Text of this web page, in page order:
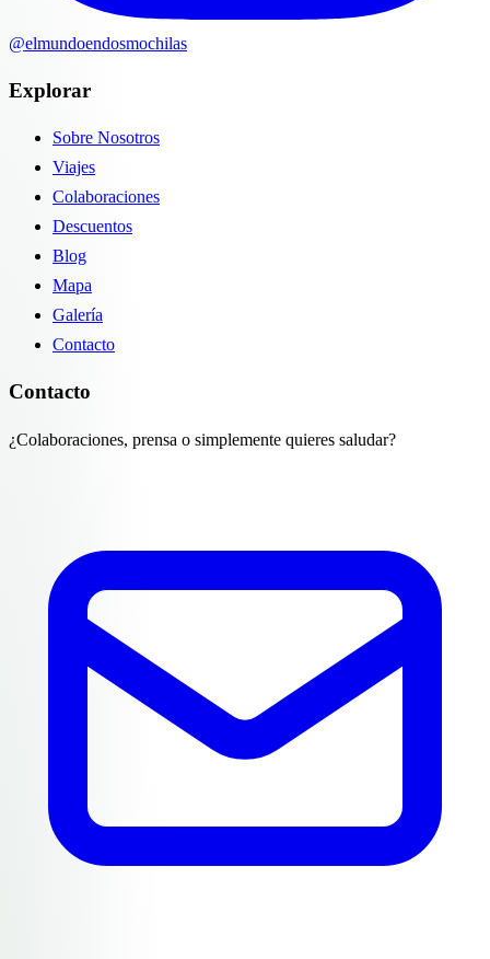
@elmundoendosmochilas
Explorar
Sobre Nosotros
Viajes
Colaboraciones
Descuentos
Blog
Mapa
Galería
Contacto
Contacto
¿Colaboraciones, prensa o simplemente quieres saludar?